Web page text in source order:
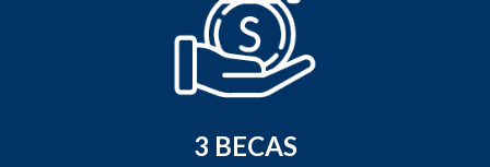
3 BECAS